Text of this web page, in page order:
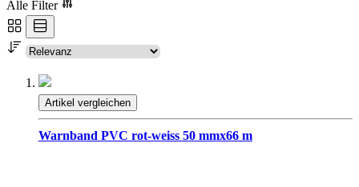
Alle Filter
Artikel vergleichen
Warnband PVC rot-weiss 50 mmx66 m